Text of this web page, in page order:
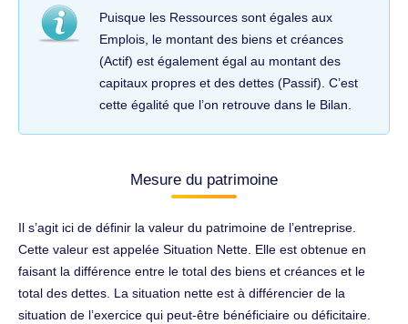
Puisque les Ressources sont égales aux
Emplois, le montant des biens et créances
(Actif) est également égal au montant des
capitaux propres et des dettes (Passif). C’est
cette égalité que l’on retrouve dans le Bilan.
Mesure du patrimoine
Il s’agit ici de définir la valeur du patrimoine de l’entreprise.
Cette valeur est appelée Situation Nette. Elle est obtenue en
faisant la différence entre le total des biens et créances et le
total des dettes. La situation nette est à différencier de la
situation de l’exercice qui peut-être bénéficiaire ou déficitaire.